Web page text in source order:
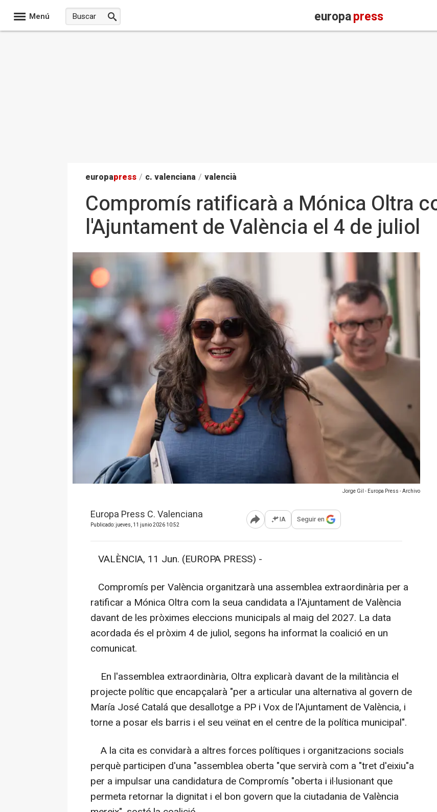
Menú europapress
europapress / c. valenciana / valencià
Compromís ratificarà a Mónica Oltra
l'Ajuntament de València el 4 de juliol
Jorge Gil - Europa Press - Archivo
Europa Press C. Valenciana
Publicado: jueves, 11 junio 2026 10:52 Abrir opciones para compartir
IA Seguir en
VALÈNCIA, 11 Jun. (EUROPA PRESS) -
Compromís per València organitzarà una assemblea extraordinària per a
ratificar a Mónica Oltra com la seua candidata a l'Ajuntament de València
davant de les pròximes eleccions municipals al maig del 2027. La data
acordada és el pròxim 4 de juliol, segons ha informat la coalició en un
comunicat.
En l'assemblea extraordinària, Oltra explicarà davant de la militància el
projecte polític que encapçalarà "per a articular una alternativa al govern de
María José Catalá que desallotge a PP i Vox de l'Ajuntament de València, i
torne a posar els barris i el seu veïnat en el centre de la política municipal".
A la cita es convidarà a altres forces polítiques i organitzacions socials
perquè participen d'una "assemblea oberta "que servirà com a "tret d'eixiu"a
per a impulsar una candidatura de Compromís "oberta i il·lusionant que
permeta retornar la dignitat i el bon govern que la ciutadania de València